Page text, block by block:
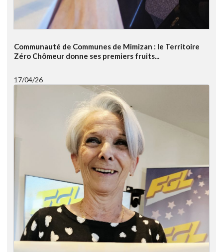
Communauté de Communes de Mimizan : le Territoire
Zéro Chômeur donne ses premiers fruits...
17/04/26